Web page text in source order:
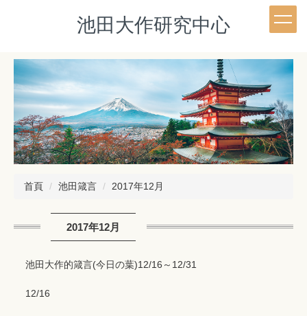
內
容
區
池田大作研究中心
首頁 池田箴言 2017年12月
2017年12月
池田大作的箴言(今日の葉)12/16～12/31
12/16